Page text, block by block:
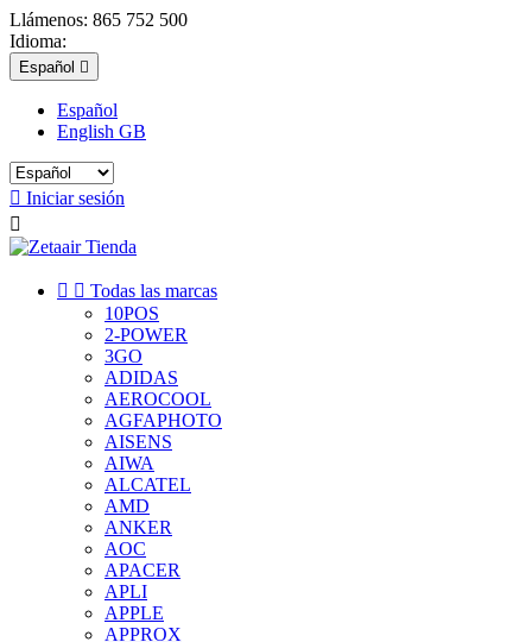
Llámenos: 865 752 500
Idioma:
Español 
Español
English GB
 Iniciar sesión

  Todas las marcas
10POS
2-POWER
3GO
ADIDAS
AEROCOOL
AGFAPHOTO
AISENS
AIWA
ALCATEL
AMD
ANKER
AOC
APACER
APLI
APPLE
APPROX